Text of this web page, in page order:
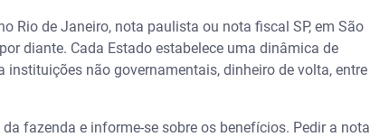
Rio de Janeiro, nota paulista ou nota fiscal SP, em São
diante. Cada Estado estabelece uma dinâmica de
não governamentais, dinheiro de volta, entre
fazenda e informe-se sobre os benefícios. Pedir a nota